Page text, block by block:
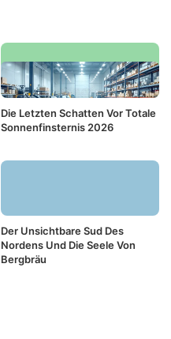
Die Letzten Schatten Vor Totale
Sonnenfinsternis 2026
Der Unsichtbare Sud Des
Nordens Und Die Seele Von
Bergbräu